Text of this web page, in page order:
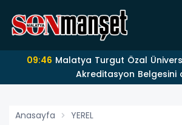
09:46
Akreditasyon Belgesini
Anasayfa YEREL